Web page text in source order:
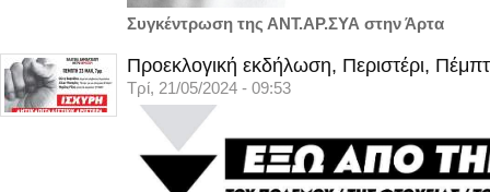
Συγκέντρωση της ΑΝΤ.ΑΡ.ΣΥΑ στην Άρτα
Προεκλογική εκδήλωση, Περιστέρι,
Τρί, 21/05/2024 - 09:53